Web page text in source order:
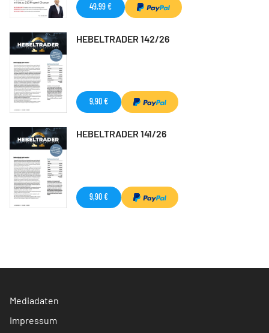
49,99 €
HEBELTRADER 142/26
9,90 €
HEBELTRADER 141/26
9,90 €
Mediadaten
Impressum